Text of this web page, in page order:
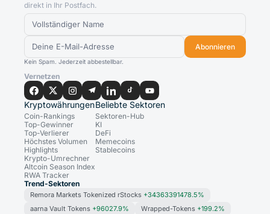
direkt in Ihr Postfach.
Abonnieren
Kein Spam. Jederzeit abbestellbar.
Vernetzen
Kryptowährungen
Coin-Rankings
Top-Gewinner
Top-Verlierer
Höchstes Volumen
Highlights
Krypto-Umrechner
Altcoin Season Index
RWA Tracker
Beliebte Sektoren
Sektoren-Hub
KI
DeFi
Memecoins
Stablecoins
Trend-Sektoren
Remora Markets Tokenized rStocks +34363391478.5%
aarna Vault Tokens +96027.9% Wrapped-Tokens +199.2%